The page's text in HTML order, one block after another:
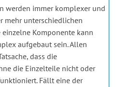
werden immer komplexer und
mehr unterschiedlichen
einzelne Komponente kann
aufgebaut sein. Allen
dass die
die Einzelteile nicht oder
Fällt eine der